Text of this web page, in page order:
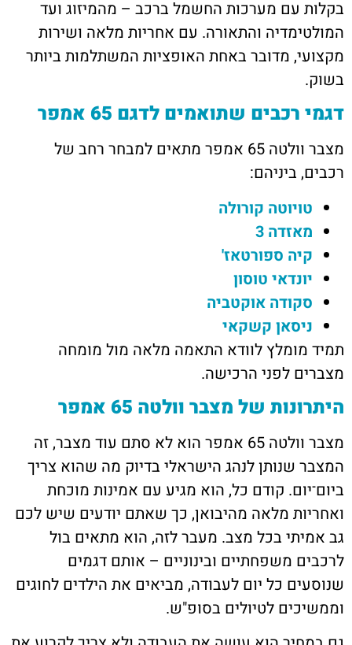
בקלות עם מערכות החשמל ברכב – מהמיזוג ועד
המולטימדיה והתאורה. עם אחריות מלאה ושירות
מקצועי, מדובר באחת האופציות המשתלמות ביותר
בשוק.
דגמי רכבים שתואמים לדגם 65 אמפר
מצבר וולטה 65 אמפר מתאים למבחר רחב של
רכבים, ביניהם:
טויוטה קורולה
מאזדה 3
קיה ספורטאז'
יונדאי טוסון
סקודה אוקטביה
ניסאן קשקאי
תמיד מומלץ לוודא התאמה מלאה מול מומחה
מצברים לפני הרכישה.
היתרונות של מצבר וולטה 65 אמפר
מצבר וולטה 65 אמפר הוא לא סתם עוד מצבר, זה
המצבר שנותן לנהג הישראלי בדיוק מה שהוא צריך
ביום־יום. קודם כל, הוא מגיע עם אמינות מוכחת
ואחריות מלאה מהיבואן, כך שאתם יודעים שיש לכם
גב אמיתי בכל מצב. מעבר לזה, הוא מתאים בול
לרכבים משפחתיים ובינוניים – אותם דגמים
שנוסעים כל יום לעבודה, מביאים את הילדים לחוגים
וממשיכים לטיולים בסופ"ש.